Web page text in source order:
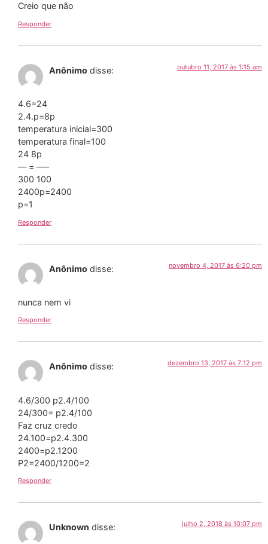
Creio que não
Responder
Anônimo disse: outubro 11, 2017 às 1:15 am
4.6=24
2.4.p=8p
temperatura inicial=300
temperatura final=100
24 8p
— = —–
300 100
2400p=2400
p=1
Responder
Anônimo disse: novembro 4, 2017 às 6:20 pm
nunca nem vi
Responder
Anônimo disse: dezembro 13, 2017 às 7:12 pm
4.6/300 p2.4/100
24/300= p2.4/100
Faz cruz credo
24.100=p2.4.300
2400=p2.1200
P2=2400/1200=2
Responder
Unknown disse: julho 2, 2018 às 10:07 pm